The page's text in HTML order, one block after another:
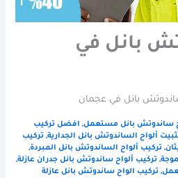
بانل في
بانل في عجمان
ساندوتش بانل مستعمل, افضل تركيب
ألواح الساندوتش بانل الجدارية, تركيب
, تركيب ألواح الساندوتش بانل المبردة,
, تركيب ألواح ساندوتش بانل جدران عازلة,
, تركيب الواح ساندوتش بانل عازلة